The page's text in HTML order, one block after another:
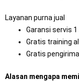
Layanan purna jual
Garansi servis
Gratis training
Gratis
Alasan mengapa